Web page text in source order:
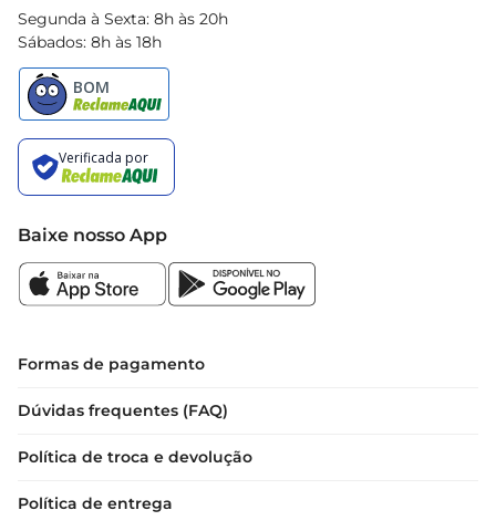
Segunda à Sexta: 8h às 20h
Sábados: 8h às 18h
Baixe nosso App
Formas de pagamento
Dúvidas frequentes (FAQ)
Política de troca e devolução
Política de entrega